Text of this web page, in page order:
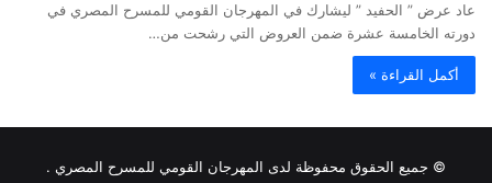
عاد عرض ” الحفيد ” ليشارك في المهرجان القومي للمسرح المصري في
دورته الخامسة عشرة ضمن العروض التي رشحت من…
أكمل القراءة »
© جميع الحقوق محفوظة لدى المهرجان القومي للمسرح المصري .